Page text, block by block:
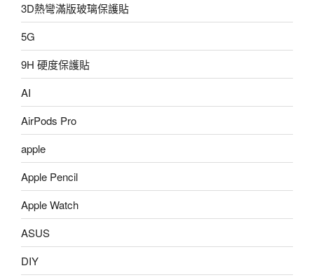
3D熱彎滿版玻璃保護貼
5G
9H 硬度保護貼
AI
AirPods Pro
apple
Apple Pencil
Apple Watch
ASUS
DIY